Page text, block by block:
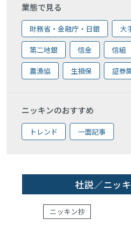
業態で見る
財務省・金融庁・日銀 大
第二地銀 信金 信組
農漁協 生損保 証券
ニッキンのおすすめ
トレンド 一面記事
社説／ニッ
ニッキン抄